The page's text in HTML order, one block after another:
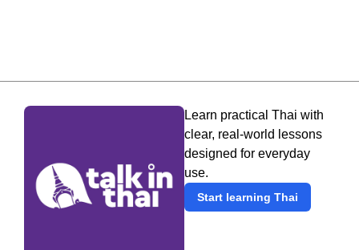
Learn practical Thai with
clear, real-world lessons
designed for everyday
use.
Start learning Thai